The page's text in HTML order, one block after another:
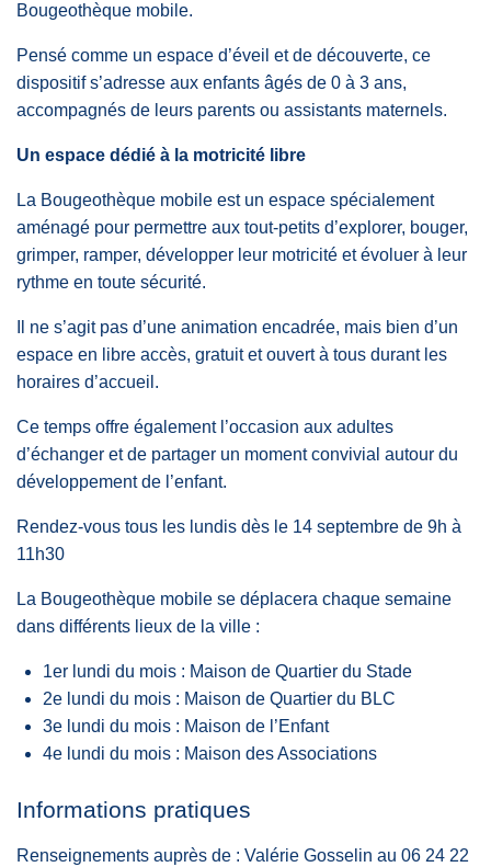
Bougeothèque mobile.
Pensé comme un espace d’éveil et de découverte, ce
dispositif s’adresse aux enfants âgés de 0 à 3 ans,
accompagnés de leurs parents ou assistants maternels.
Un espace dédié à la motricité libre
La Bougeothèque mobile est un espace spécialement
aménagé pour permettre aux tout-petits d’explorer, bouger,
grimper, ramper, développer leur motricité et évoluer à leur
rythme en toute sécurité.
Il ne s’agit pas d’une animation encadrée, mais bien d’un
espace en libre accès, gratuit et ouvert à tous durant les
horaires d’accueil.
Ce temps offre également l’occasion aux adultes
d’échanger et de partager un moment convivial autour du
développement de l’enfant.
Rendez-vous tous les lundis dès le 14 septembre de 9h à
11h30
La Bougeothèque mobile se déplacera chaque semaine
dans différents lieux de la ville :
1er lundi du mois : Maison de Quartier du Stade
2e lundi du mois : Maison de Quartier du BLC
3e lundi du mois : Maison de l’Enfant
4e lundi du mois : Maison des Associations
Informations pratiques
Renseignements auprès de : Valérie Gosselin au 06 24 22